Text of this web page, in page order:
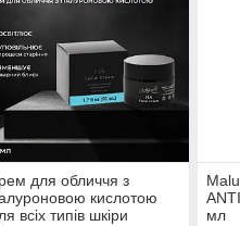
для обличчя з
кислотою
всіх типів шкіри
мл